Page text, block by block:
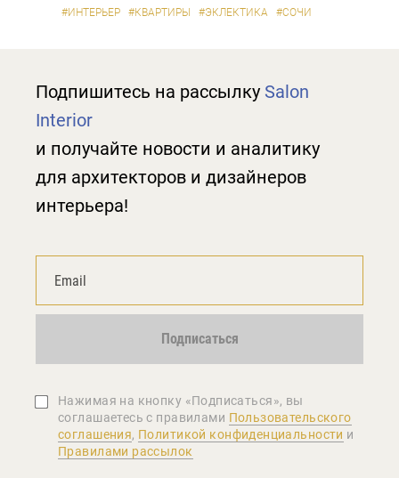
#ИНТЕРЬЕР #КВАРТИРЫ #ЭКЛЕКТИКА #СОЧИ
Подпишитесь на рассылку Salon
Interior
и получайте новости и аналитику
для архитекторов и дизайнеров
интерьера!
Подписаться
Нажимая на кнопку «Подписаться», вы
соглашаетеcь с правилами Пользовательского
соглашения, Политикой конфиденциальности и
Правилами рассылок